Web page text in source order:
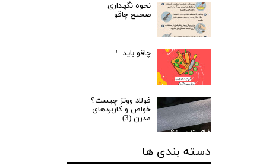
نحوه نگهداری
صحیح چاقو
چاقو باید...!
فولاد ووتز چیست؟
خواص و کاربردهای
مدرن (3)
دسته بندی ها